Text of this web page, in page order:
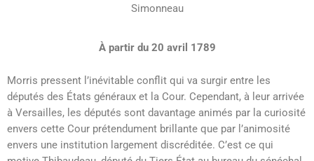
Simonneau
À partir du 20 avril 1789
Morris pressent l’inévitable conflit qui va surgir entre les
députés des États généraux et la Cour. Cependant, à leur arrivée
à Versailles, les députés sont davantage animés par la curiosité
envers cette Cour prétendument brillante que par l’animosité
envers une institution largement discréditée. C’est ce qui